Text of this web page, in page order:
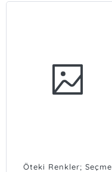
Öteki Renkler; Seçme